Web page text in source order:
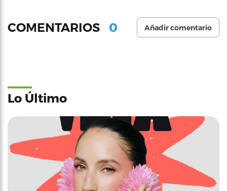
COMENTARIOS 0 Añadir comentario
Lo Último